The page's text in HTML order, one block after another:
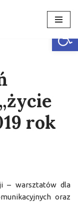
rok
– warsztatów dla
oraz